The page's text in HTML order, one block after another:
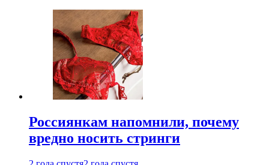
Россиянкам напомнили, почему
вредно носить стринги